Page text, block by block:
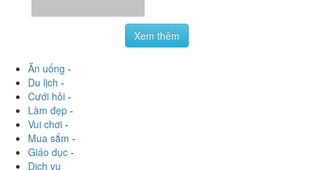
Xem thêm
Ăn uống -
Du lịch -
Cưới hỏi -
Làm đẹp -
Vui chơi -
Mua sắm -
Giáo dục -
Dịch vụ